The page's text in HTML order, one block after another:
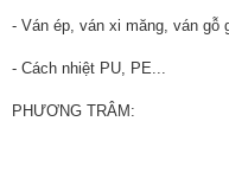
- Ván ép, ván xi măng, ván gỗ
- Cách nhiệt PU, PE...
PHƯƠNG TRÂM: